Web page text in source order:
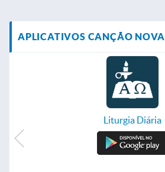
APLICATIVOS CANÇÃO NOVA
Liturgia Diária